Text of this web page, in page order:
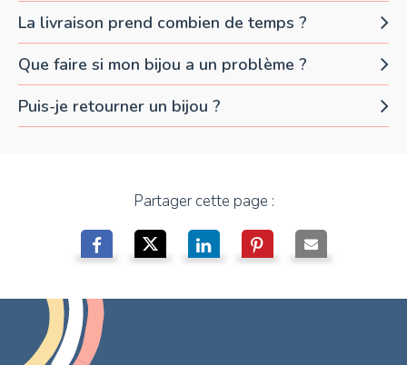
La livraison prend combien de temps ?
Que faire si mon bijou a un problème ?
Puis-je retourner un bijou ?
Partager cette page :